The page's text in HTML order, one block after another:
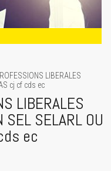
LIBERALES
cj cf cds ec
LIBERALES
SEL SELARL OU
ec